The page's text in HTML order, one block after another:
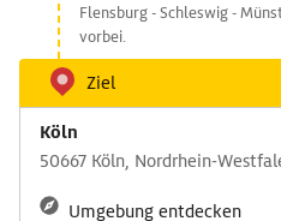
Flensburg - Schleswig -
vorbei.
Ziel
Köln
50667 Köln, Nordrhein-
Umgebung entdecken